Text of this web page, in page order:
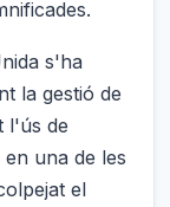
s'ha
la gestió de
l'ús de
una de les
el